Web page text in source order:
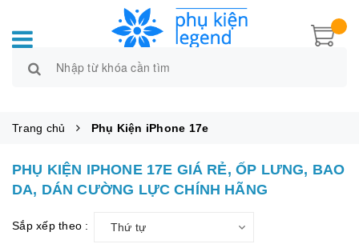
Trang chủ Phụ Kiện iPhone 17e
PHỤ KIỆN IPHONE 17E GIÁ RẺ, ỐP LƯNG, BAO
DA, DÁN CƯỜNG LỰC CHÍNH HÃNG
Sắp xếp theo : Thứ tự